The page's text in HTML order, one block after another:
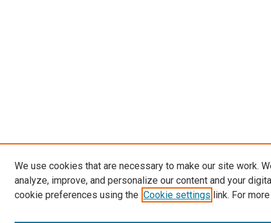
We use cookies that are necessary to make our site work.
analyze, improve, and personalize our content and your
cookie preferences using the Cookie settings link. For